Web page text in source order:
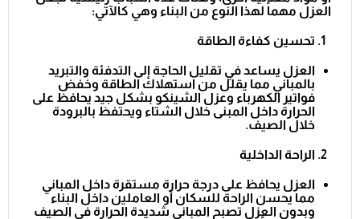
العزل مهماً لهذا النوع من البناء وهي كالآتي:
تحسين كفاءة الطاقة
العزل يساعد في تقليل الحاجة إلى التدفئة والتبريد
بالمباني مما يقلل من استهلاك الطاقة وخفض
فواتير الكهرباء وعزل الشينكو بشكل جيد يحافظ على
الحرارة داخل المبنى خلال الشتاء ويحتفظ بالبرودة
خلال الصيف.
الراحة الداخلية
العزل يحافظ على درجة حرارة مستقرة داخل المباني
مما يحسن الراحة للسكان أو العاملين داخل البناء
وبدون العزل تصبح المباني شديدة الحرارة في الصيف